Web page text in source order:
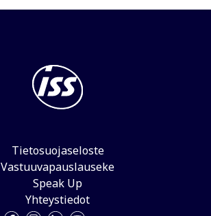
Tietosuojaseloste
Vastuuvapauslauseke
Speak Up
Yhteystiedot